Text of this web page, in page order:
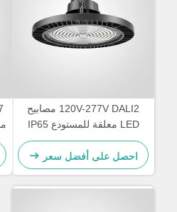
120V-277V DALI2 مصابيح
LED معلقة للمستودع IP65
مقاومة للماء
احصل على أفضل سعر